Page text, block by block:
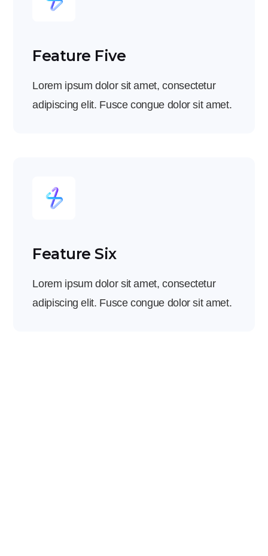
Feature Five
Lorem ipsum dolor sit amet, consectetur
adipiscing elit. Fusce congue dolor sit amet.
Feature Six
Lorem ipsum dolor sit amet, consectetur
adipiscing elit. Fusce congue dolor sit amet.